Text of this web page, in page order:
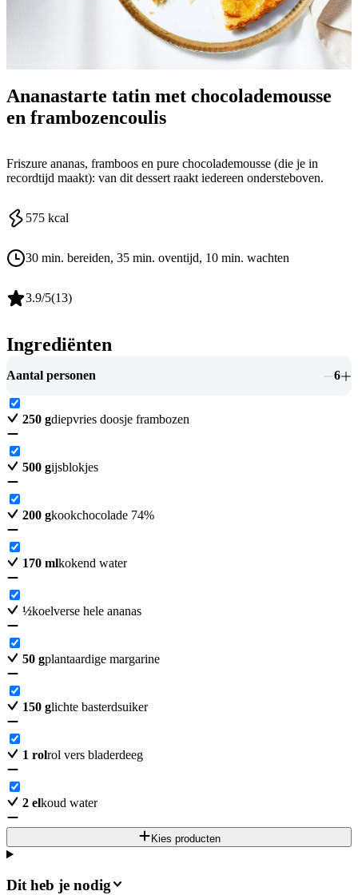
Ananastarte tatin met chocolademousse
en frambozencoulis
Friszure ananas, framboos en pure chocolademousse (die je in
recordtijd maakt): van dit dessert raakt iedereen ondersteboven.
575 kcal
30 min. bereiden, 35 min. oventijd, 10 min. wachten
3.9/5(13)
Ingrediënten
Aantal personen 6
250 gdiepvries doosje frambozen
500 gijsblokjes
200 gkookchocolade 74%
170 mlkokend water
½koelverse hele ananas
50 gplantaardige margarine
150 glichte basterdsuiker
1 rolrol vers bladerdeeg
2 elkoud water
Kies producten
Dit heb je nodig